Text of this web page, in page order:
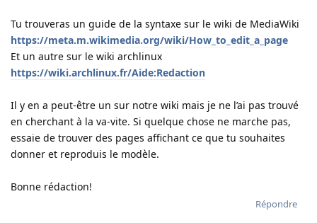
Tu trouveras un guide de la syntaxe sur le wiki de MediaWiki
https://meta.m.wikimedia.org/wiki/How_to_edit_a_page
Et un autre sur le wiki archlinux
https://wiki.archlinux.fr/Aide:Redaction
Il y en a peut-être un sur notre wiki mais je ne l’ai pas trouvé
en cherchant à la va-vite. Si quelque chose ne marche pas,
essaie de trouver des pages affichant ce que tu souhaites
donner et reproduis le modèle.
Bonne rédaction!
Répondre